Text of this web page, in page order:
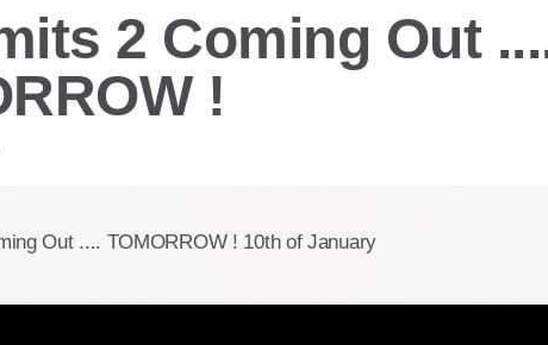
2 Coming Out
!
Out .... TOMORROW ! 10th of January